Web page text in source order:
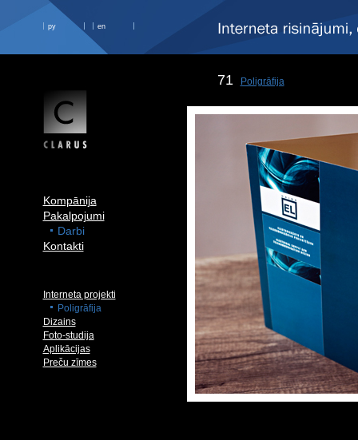
ру en
Kompānija
Pakalpojumi
Darbi
Kontakti
Interneta projekti
Poligrāfija
Dizains
Foto-studija
Aplikācijas
Preču zīmes
71 Poligrāfija